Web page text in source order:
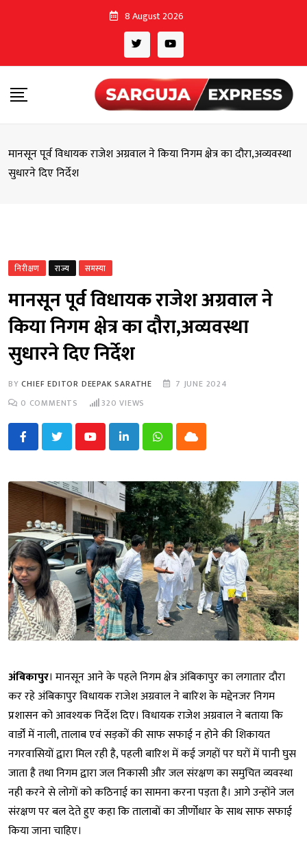
8 August 2026
मानसून पूर्व विधायक राजेश अग्रवाल ने किया निगम क्षेत्र का दौरा,अव्यवस्था
सुधारने दिए निर्देश
निरीक्षण राज्य समस्या
मानसून पूर्व विधायक राजेश अग्रवाल ने
किया निगम क्षेत्र का दौरा,अव्यवस्था
सुधारने दिए निर्देश
BYCHIEF EDITOR DEEPAK SARATHE
7 JUNE 2024
0 COMMENTS 320 VIEWS
YoutubeLinkedInWhatsappCloud
अंबिकापुर। मानसून आने के पहले निगम क्षेत्र अंबिकापुर का लगातार दौरा
कर रहे अंबिकापुर विधायक राजेश अग्रवाल ने बारिश के मद्देनजर निगम
प्रशासन को आवश्यक निर्देश दिए। विधायक राजेश अग्रवाल ने बताया कि
वार्डों में नाली, तालाब एवं सड़कों की साफ सफाई न होने की शिकायत
नगरवासियों द्वारा मिल रही है, पहली बारिश में कई जगहों पर घरों में पानी घुस
जाता है तथा निगम द्वारा जल निकासी और जल संरक्षण का समुचित व्यवस्था
नही करने से लोगों को कठिनाई का सामना करना पड़ता है। आगे उन्होंने जल
संरक्षण पर बल देते हुए कहा कि तालाबों का जीर्णोधार के साथ साफ सफाई
किया जाना चाहिए।